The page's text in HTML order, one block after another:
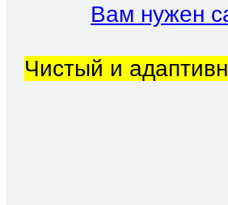
Вам нужен
Чистый и